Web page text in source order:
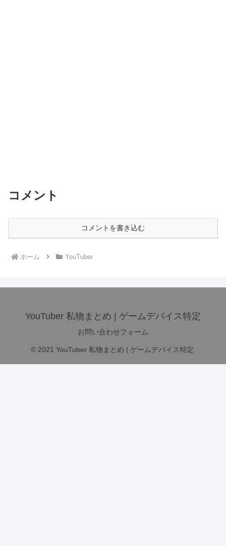
コメント
コメントを書き込む
ホーム YouTuber
YouTuber 私物まとめ | ゲームデバイス特定
お問い合わせフォーム
© 2021 YouTuber 私物まとめ | ゲームデバイス特定.